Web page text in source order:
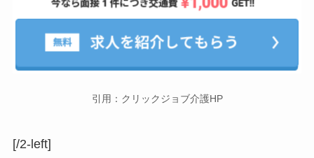
引用：クリックジョブ介護HP
[/2-left]